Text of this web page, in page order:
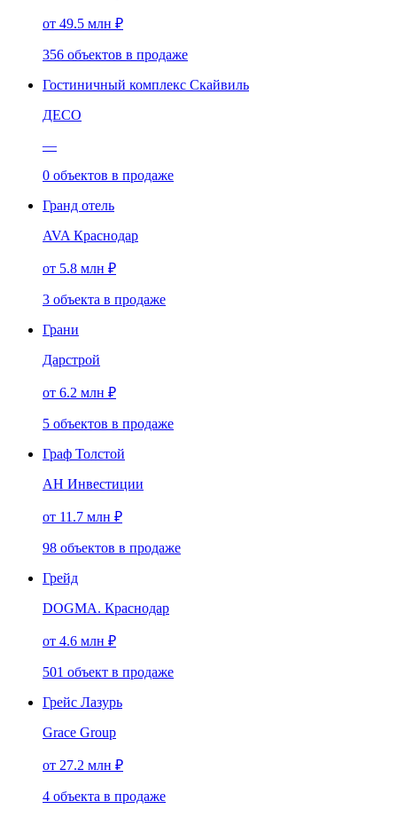
от 49.5 млн ₽
356 объектов в продаже
Гостиничный комплекс Скайвиль
ДЕСО
—
0 объектов в продаже
Гранд отель
AVA Краснодар
от 5.8 млн ₽
3 объекта в продаже
Грани
Дарстрой
от 6.2 млн ₽
5 объектов в продаже
Граф Толстой
АН Инвестиции
от 11.7 млн ₽
98 объектов в продаже
Грейд
DOGMA. Краснодар
от 4.6 млн ₽
501 объект в продаже
Грейс Лазурь
Grace Group
от 27.2 млн ₽
4 объекта в продаже